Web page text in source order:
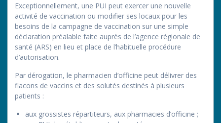
Exceptionnellement, une PUI peut exercer une nouvelle
activité de vaccination ou modifier ses locaux pour les
besoins de la campagne de vaccination sur une simple
déclaration préalable faite auprès de l’agence régionale de
santé (ARS) en lieu et place de l’habituelle procédure
d’autorisation.
Par dérogation, le pharmacien d’officine peut délivrer des
flacons de vaccins et des solutés destinés à plusieurs
patients :
aux grossistes répartiteurs, aux pharmacies d’officine ;